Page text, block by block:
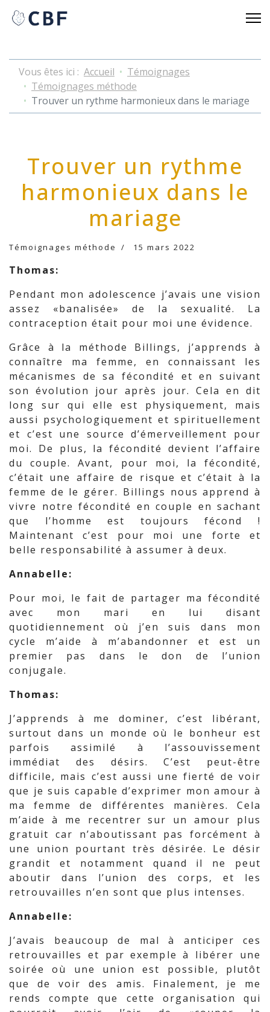
Vous êtes ici : Accueil
Témoignages
Témoignages méthode
Trouver un rythme harmonieux dans le mariage
Trouver un rythme
harmonieux dans le
mariage
Témoignages méthode 15 mars 2022
Thomas:
Pendant mon adolescence j’avais une vision
assez «banalisée» de la sexualité. La
contraception était pour moi une évidence.
Grâce à la méthode Billings, j’apprends à
connaître ma femme, en connaissant les
mécanismes de sa fécondité et en suivant
son évolution jour après jour. Cela en dit
long sur qui elle est physiquement, mais
aussi psychologiquement et spirituellement
et c’est une source d’émerveillement pour
moi. De plus, la fécondité devient l’affaire
du couple. Avant, pour moi, la fécondité,
c’était une affaire de risque et c’était à la
femme de le gérer. Billings nous apprend à
vivre notre fécondité en couple en sachant
que l’homme est toujours fécond !
Maintenant c’est pour moi une forte et
belle responsabilité à assumer à deux.
Annabelle:
Pour moi, le fait de partager ma fécondité
avec mon mari en lui disant
quotidiennement où j’en suis dans mon
cycle m’aide à m’abandonner et est un
premier pas dans le don de l’union
conjugale.
Thomas:
J’apprends à me dominer, c’est libérant,
surtout dans un monde où le bonheur est
parfois assimilé à l’assouvissement
immédiat des désirs. C’est peut-être
difficile, mais c’est aussi une fierté de voir
que je suis capable d’exprimer mon amour à
ma femme de différentes manières. Cela
m’aide à me recentrer sur un amour plus
gratuit car n’aboutissant pas forcément à
une union pourtant très désirée. Le désir
grandit et notamment quand il ne peut
aboutir dans l’union des corps, et les
retrouvailles n’en sont que plus intenses.
Annabelle:
J’avais beaucoup de mal à anticiper ces
retrouvailles et par exemple à libérer une
soirée où une union est possible, plutôt
que de voir des amis. Finalement, je me
rends compte que cette organisation qui